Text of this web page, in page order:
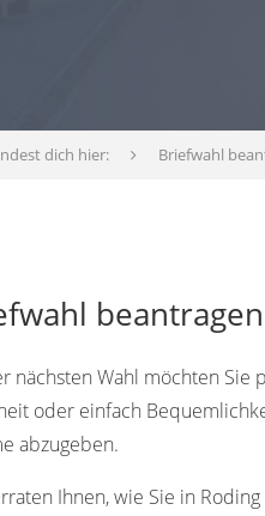
dich hier: Briefwahl
nächsten Wahl möchten
oder einfach
abzugeben.
Ihnen, wie Sie in